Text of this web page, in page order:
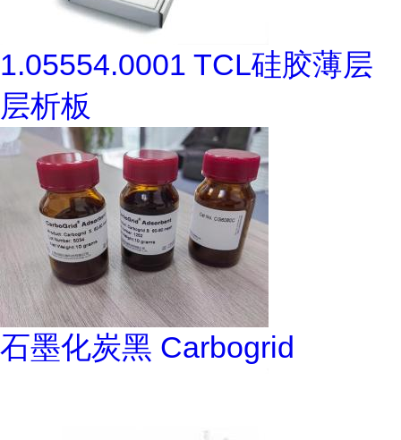
1.05554.0001 TCL硅胶薄层
层析板
石墨化炭黑 Carbogrid